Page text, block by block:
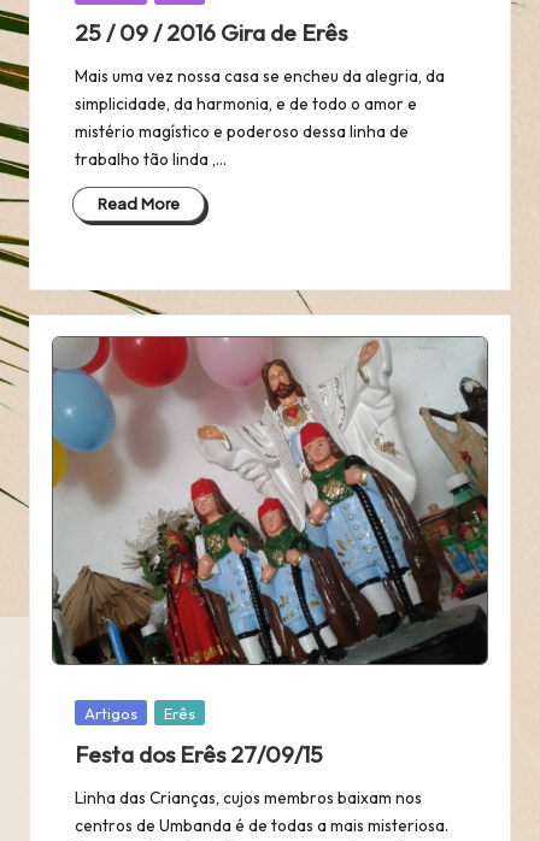
25 / 09 / 2016 Gira de Erês
Mais uma vez nossa casa se encheu da alegria, da
simplicidade, da harmonia, e de todo o amor e
mistério magístico e poderoso dessa linha de
trabalho tão linda ,…
Read More
Posted
Artigos Erês
Festa dos Erês 27/09/15
Linha das Crianças, cujos membros baixam nos
centros de Umbanda é de todas a mais misteriosa.